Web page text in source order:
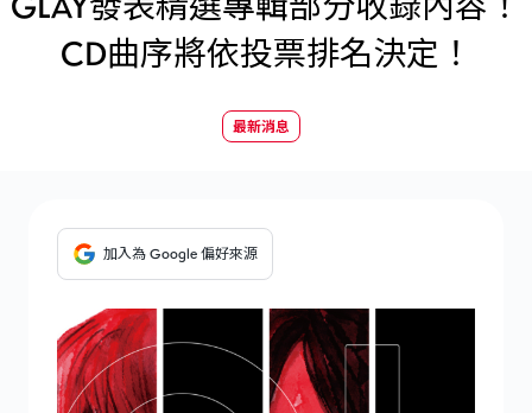
CD曲序將依投票排名決定！
最新消息
加入為 Google 偏好來源